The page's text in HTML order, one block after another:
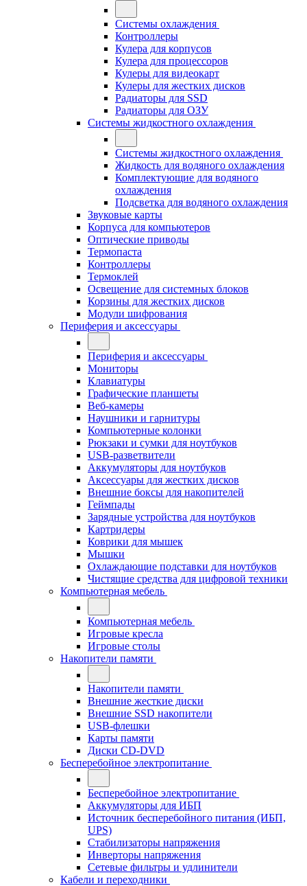
Системы охлаждения
Контроллеры
Кулера для корпусов
Кулера для процессоров
Кулеры для видеокарт
Кулеры для жестких дисков
Радиаторы для SSD
Радиаторы для ОЗУ
Системы жидкостного охлаждения
Системы жидкостного охлаждения
Жидкость для водяного охлаждения
Комплектующие для водяного
охлаждения
Подсветка для водяного охлаждения
Звуковые карты
Корпуса для компьютеров
Оптические приводы
Термопаста
Контроллеры
Термоклей
Освещение для системных блоков
Корзины для жестких дисков
Модули шифрования
Периферия и аксессуары
Периферия и аксессуары
Мониторы
Клавиатуры
Графические планшеты
Веб-камеры
Наушники и гарнитуры
Компьютерные колонки
Рюкзаки и сумки для ноутбуков
USB-разветвители
Аккумуляторы для ноутбуков
Аксессуары для жестких дисков
Внешние боксы для накопителей
Геймпады
Зарядные устройства для ноутбуков
Картридеры
Коврики для мышек
Мышки
Охлаждающие подставки для ноутбуков
Чистящие средства для цифровой техники
Компьютерная мебель
Компьютерная мебель
Игровые кресла
Игровые столы
Накопители памяти
Накопители памяти
Внешние жесткие диски
Внешние SSD накопители
USB-флешки
Карты памяти
Диски CD-DVD
Бесперебойное электропитание
Бесперебойное электропитание
Аккумуляторы для ИБП
Источник бесперебойного питания (ИБП,
UPS)
Стабилизаторы напряжения
Инверторы напряжения
Сетевые фильтры и удлинители
Кабели и переходники